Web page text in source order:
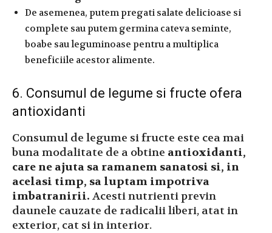
De asemenea, putem pregati salate delicioase si
complete sau putem germina cateva seminte,
boabe sau leguminoase pentru a multiplica
beneficiile acestor alimente.
6. Consumul de legume si fructe ofera
antioxidanti
Consumul de legume si fructe este cea mai
buna modalitate de a obtine antioxidanti,
care ne ajuta sa ramanem sanatosi si, in
acelasi timp, sa luptam impotriva
imbatranirii. Acesti nutrienti previn
daunele cauzate de radicalii liberi, atat in ​​
exterior, cat si in interior.